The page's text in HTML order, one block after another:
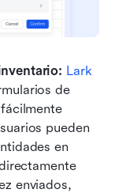
Lark
de
pueden
en
enviados,